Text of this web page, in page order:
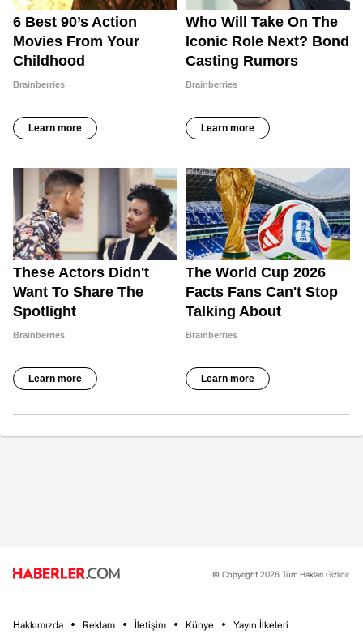
© Copyright 2026 Tüm Hakları Gizlidir.
Hakkımızda Reklam İletişim Künye Yayın İlkeleri